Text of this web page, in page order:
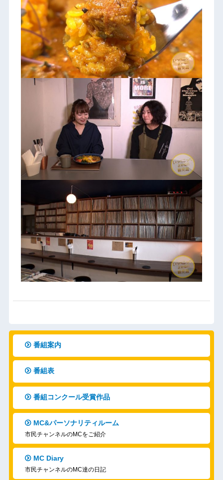
番組案内
番組表
番組コンクール受賞作品
MC&パーソナリティルーム
市民チャンネルのMCをご紹介
MC Diary
市民チャンネルのMC達の日記